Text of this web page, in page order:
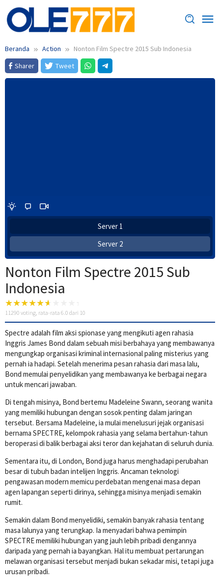
Loncat
ke
konten
Beranda Action
Nonton Film Spectre 2015 Sub Indonesia
Sharer
Tweet
Server 1
Server 2
Nonton Film Spectre 2015 Sub
Indonesia
11290 voting, rata-rata 6.0 dari 10
Spectre adalah film aksi spionase yang mengikuti agen rahasia
Inggris James Bond dalam sebuah misi berbahaya yang membawanya
mengungkap organisasi kriminal internasional paling misterius yang
pernah ia hadapi. Setelah menerima pesan rahasia dari masa lalu,
Bond memulai penyelidikan yang membawanya ke berbagai negara
untuk mencari jawaban.
Di tengah misinya, Bond bertemu Madeleine Swann, seorang wanita
yang memiliki hubungan dengan sosok penting dalam jaringan
tersebut. Bersama Madeleine, ia mulai menelusuri jejak organisasi
bernama SPECTRE, kelompok rahasia yang selama bertahun-tahun
beroperasi di balik berbagai aksi teror dan kejahatan di seluruh dunia.
Sementara itu, di London, Bond juga harus menghadapi perubahan
besar di tubuh badan intelijen Inggris. Ancaman teknologi
pengawasan modern memicu perdebatan mengenai masa depan
agen lapangan seperti dirinya, sehingga misinya menjadi semakin
rumit.
Semakin dalam Bond menyelidiki, semakin banyak rahasia tentang
masa lalunya yang terungkap. Ia menyadari bahwa pemimpin
SPECTRE memiliki hubungan yang jauh lebih pribadi dengannya
daripada yang pernah ia bayangkan. Hal itu membuat pertarungan
melawan organisasi tersebut menjadi bukan sekadar misi, tetapi juga
urusan pribadi.